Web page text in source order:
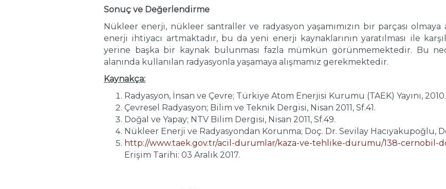
Sonuç ve Değerlendirme
Nükleer enerji, nükleer santraller ve radyasyon yaşamımızın bir parçası
enerji ihtiyacı artmaktadır, bu da yeni enerji kaynaklarının yaratılması ile
yerine başka bir kaynak bulunması fazla mümkün görünmemektedir. Bu
alanında kullanılan radyasyonla yaşamaya alışmamız gerekmektedir.
Kaynakça:
Radyasyon, İnsan ve Çevre; Türkiye Atom Enerjisi Kurumu (TAEK) Yayını, 2010.
Çevresel Radyasyon; Bilim ve Teknik Dergisi, Nisan 2011, Sf.41.
Doğal ve Yapay; NTV Bilim Dergisi, Nisan 2011, Sf.49.
Nükleer Enerji ve Radyasyondan Korunma; Doç. Dr. Sevilay Hacıyakupoğlu,
http://www.taek.gov.tr/acil-durumlar/kaza-ve-tehlike-durumu/138-
Erişim Tarihi: 03 Aralık 2017.